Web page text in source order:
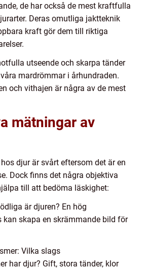
de har också de mest kraftfulla
Deras omutliga jaktteknik
kraft gör dem till riktiga
utseende och skarpa tänder
mardrömmar i århundraden.
och vithajen är några av de mest
mätningar av
djur är svårt eftersom det är en
Dock finns det några objektiva
till att bedöma läskighet:
är djuren? En hög
kan skapa en skrämmande bild för
Vilka slags
har djur? Gift, stora tänder, klor